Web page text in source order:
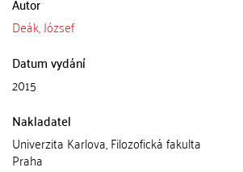
Deák, József
Datum vydání
2015
Nakladatel
Univerzita Karlova, Filozofická fakulta
Praha